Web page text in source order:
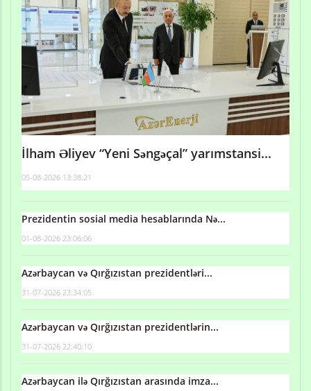
İlham Əliyev “Yeni Səngəçal” yarımstansi...
05-08-2026 13:38:21
Prezidentin sosial media hesablarında Nə...
01-08-2026 23:06:06
Azərbaycan və Qırğızıstan prezidentləri...
31-07-2026 23:34:05
Azərbaycan və Qırğızıstan prezidentlərin...
31-07-2026 22:40:10
Azərbaycan ilə Qırğızıstan arasında imza...